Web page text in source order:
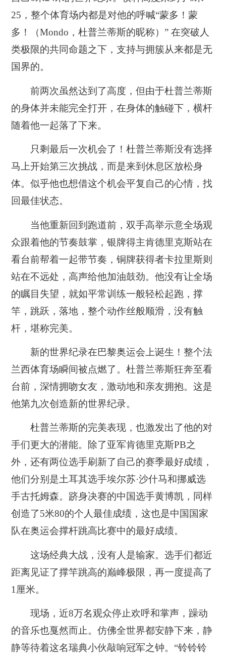
25，整个体育场内都是对他的呼喊“蒙多！蒙
多！（Mondo，杜普兰蒂斯的昵称）” 在突破人
类极限的共同命题之下，支持与拥簇从来都是无
国界的。
前两次虽然达到了高度，但由于杜普兰蒂斯
的身体并未能完全打开，在身体的触碰下，横杆
随着他一起落了下来。
只剩最后一次机会了！杜普兰蒂斯没有选择
马上开始第三次挑战，而是来到休息区放松身
体。似乎他也想借这个机会平复自己的心情，找
回最佳状态。
当他重新回到跑道前，双手高举示意全场观
众跟着他的节奏鼓掌，银牌得主肯德里克斯站在
看台前帮着一起带节奏，铜牌获得者卡拉里斯则
站在不远处，高声给他加油鼓劲。他没有让全场
的瞩目失望，就如平常训练一般轻松起跑，撑
竿，跳跃，落地，整个动作丝般顺滑，没有触
杆，堪称完美。
新的世界纪录在巴黎奥运会上诞生！整个法
兰西体育场瞬间被点燃了。杜普兰蒂斯狂奔至看
台前，深情拥吻女友，激动地和亲友拥抱。这是
他第九次创造新的世界纪录。
杜普兰蒂斯的完美表现，也激发出了他的对
手们更大的潜能。除了亚军肯德里克斯PB之
外，还有两位选手刷新了自己的赛季最好成绩，
他们分别是土耳其选手埃尔苏·沙什马和挪威选
手古托姆森。跻身决赛的中国选手黄博凯，同样
创造了5米80的个人最佳成绩，这也是中国国家
队在奥运会撑杆跳高比赛中的最好成绩。
这场经典大战，没有人是输家。选手们都近
距离见证了撑竿跳高的巅峰极限，再一度提高了
1厘米。
现场，近8万名观众停止欢呼和掌声，躁动
的音乐也戛然而止。仿佛全世界都安静下来，静
静等待着这名瑞典小伙敲响冠军之钟。“铃铃铃